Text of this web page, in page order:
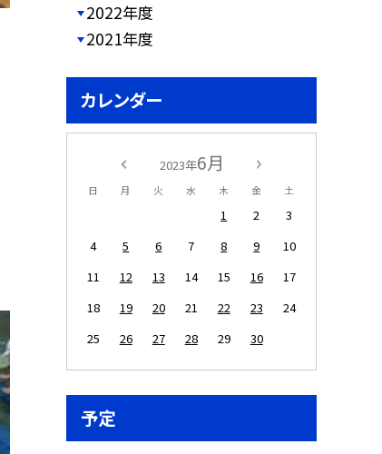
2022年度
2021年度
カレンダー
2023年6月
日 月 火 水 木 金 土
1 2
3
4
5 6 7 8 9
10
11
12 13 14 15 16
17
18
19 20 21 22 23
24
25
26 27 28 29 30
予定